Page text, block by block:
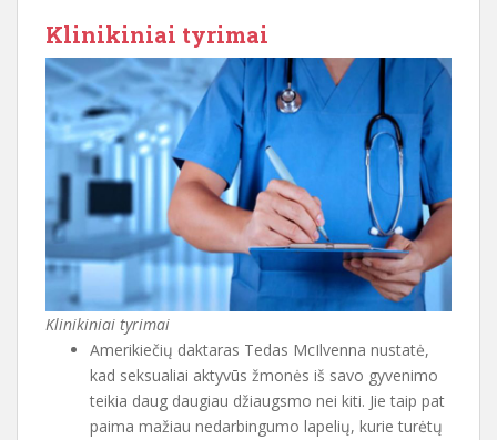
Klinikiniai tyrimai
Klinikiniai tyrimai
Amerikiečių daktaras Tedas McIlvenna nustatė,
kad seksualiai aktyvūs žmonės iš savo gyvenimo
teikia daug daugiau džiaugsmo nei kiti. Jie taip pat
paima mažiau nedarbingumo lapelių, kurie turėtų